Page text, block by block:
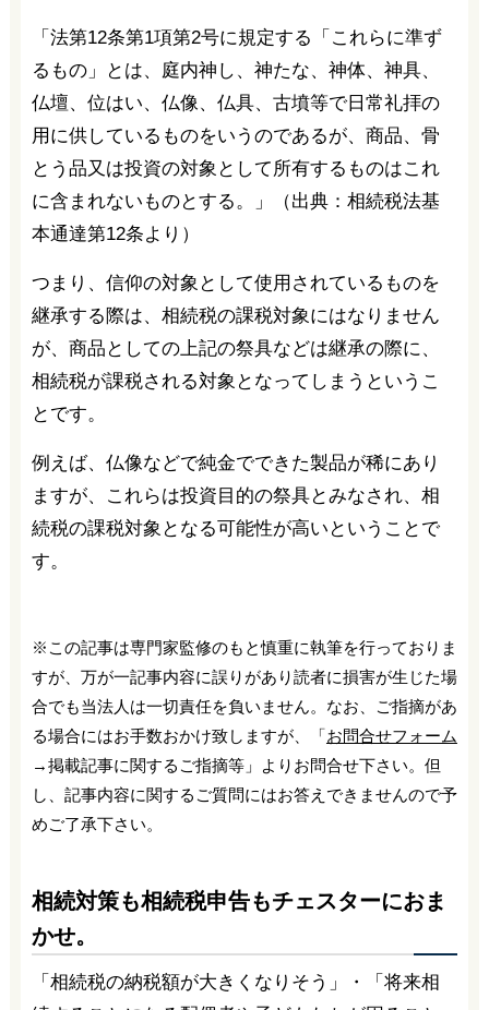
「法第12条第1項第2号に規定する「これらに準ず
るもの」とは、庭内神し、神たな、神体、神具、
仏壇、位はい、仏像、仏具、古墳等で日常礼拝の
用に供しているものをいうのであるが、商品、骨
とう品又は投資の対象として所有するものはこれ
に含まれないものとする。」（出典：相続税法基
本通達第12条より）
つまり、信仰の対象として使用されているものを
継承する際は、相続税の課税対象にはなりません
が、商品としての上記の祭具などは継承の際に、
相続税が課税される対象となってしまうというこ
とです。
例えば、仏像などで純金でできた製品が稀にあり
ますが、これらは投資目的の祭具とみなされ、相
続税の課税対象となる可能性が高いということで
す。
※この記事は専門家監修のもと慎重に執筆を行っておりま
すが、万が一記事内容に誤りがあり読者に損害が生じた場
合でも当法人は一切責任を負いません。なお、ご指摘があ
る場合にはお手数おかけ致しますが、「お問合せフォーム
→掲載記事に関するご指摘等」よりお問合せ下さい。但
し、記事内容に関するご質問にはお答えできませんので予
めご了承下さい。
相続対策も相続税申告もチェスターにおま
かせ。
「相続税の納税額が大きくなりそう」・「将来相